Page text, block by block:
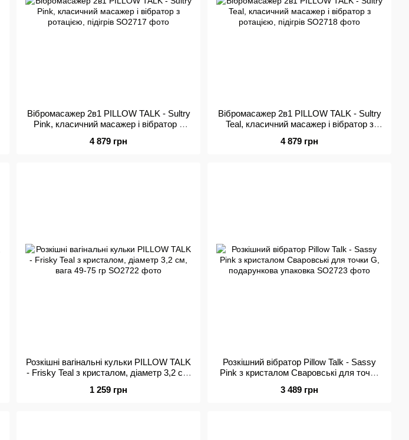
Вібромасажер 2в1 PILLOW TALK - Sultry
Pink, класичний масажер і вібратор з
4 879 грн
Вібромасажер 2в1 PILLOW TALK - Sultry
Teal, класичний масажер і вібратор з
4 879 грн
Розкішні вагінальні кульки PILLOW TALK
- Frisky Teal з кристалом, діаметр 3,2 см,
1 259 грн
Розкішний вібратор Pillow Talk - Sassy
Pink з кристалом Сваровські для точки
3 489 грн